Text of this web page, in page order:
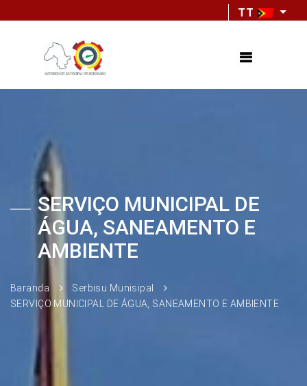
TT
SERVIÇO MUNICIPAL DE
ÁGUA, SANEAMENTO E
AMBIENTE
Baranda
Serbisu Munisipal
SERVIÇO MUNICIPAL DE ÁGUA, SANEAMENTO E AMBIENTE